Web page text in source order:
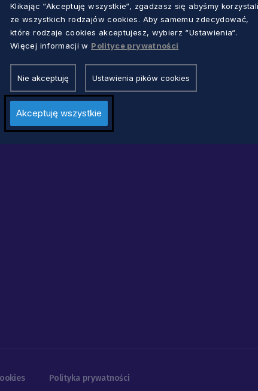
Polityka prywatności
Klikając “Akceptuję wszystkie“, zgadzasz się abyśmy
ze wszystkich rodzajów cookies. Aby samemu zdecydować,
które rodzaje cookies akceptujesz, wybierz “Ustawienia“.
Więcej informacji w Polityce prywatności
Nie akceptuję Ustawienia pików cookies
Akceptuję wszystkie